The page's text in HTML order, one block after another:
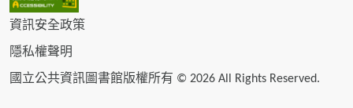
資訊安全政策
隱私權聲明
國立公共資訊圖書館版權所有 © 2026 All Rights Reserved.